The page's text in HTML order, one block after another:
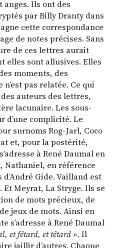
anges. Ils ont des
par Billy Dranty dans
cette correspondance
de notes précises. Sans
de ces lettres aurait
elles sont allusives. Elles
moments, des
pas relatée. Ce qui
auteurs des lettres,
lacunaire. Les sous-
d’une complicité. Le
surnoms Rog-Jarl, Coco
et, pour la postérité,
à René Daumal en
Nathaniel, en référence
Gide. Vailland est
Meyrat, La Stryge. Ils se
de mots précieux, de
jeux de mots. Ainsi en
s’adresse à René Daumal
et fêtard, et têtard ». Il